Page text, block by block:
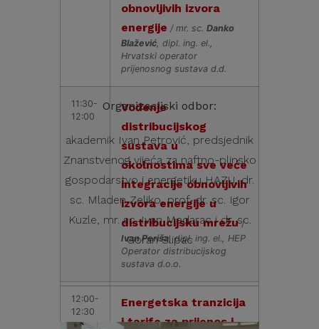
obnovljivih izvora
energije / mr. sc. Danko
Blažević , dipl. ing. el.,
Hrvatski operator
prijenosnog sustava d.d.
11:30-
12:00
Vođenje
distribucijskog
sustava u
okolnostima sve veće
integracije obnovljivih
izvora energije u
distribucijsku mrežu/
Ivan Periša, dipl. ing. el., HEP
Operator distribucijskog
sustava d.o.o.
12:00-
12:30
Energetska tranzicija
i tarife za prijenos i
Organizacijski odbor:
akademik Ivan Petrović, predsjednik
Znanstvenog vijeća za naftno-plinsko
gospodarstvo i energetiku HAZU, dr.
sc. Mladen Zeljko, prof. dr. sc. Igor
Kuzle, mr. sc. Ivan Medarac i dr. sc.
Goran Slipac